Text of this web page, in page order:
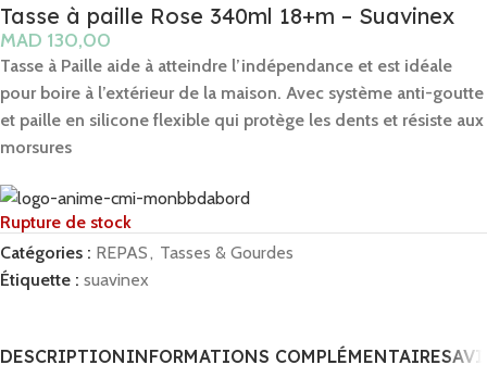
Tasse à paille Rose 340ml 18+m – Suavinex
MAD
Tasse à Paille aide à atteindre l’indépendance et est idéale
pour boire à l’extérieur de la maison. Avec système anti-goutte
et paille en silicone flexible qui protège les dents et résiste aux
morsures
Rupture de stock
Catégories : REPAS , Tasses & Gourdes
Étiquette : suavinex
DESCRIPTIONINFORMATIONS COMPLÉMENTAIRES